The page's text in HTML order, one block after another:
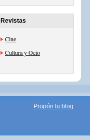
Revistas
Cine
Cultura y Ocio
Propón tu blog